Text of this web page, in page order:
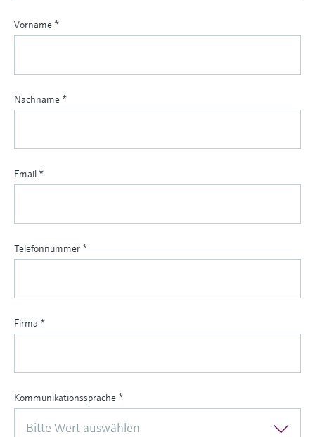
Vorname *
Nachname *
Email *
Telefonnummer *
Firma *
Kommunikationssprache *
Bitte Wert auswählen